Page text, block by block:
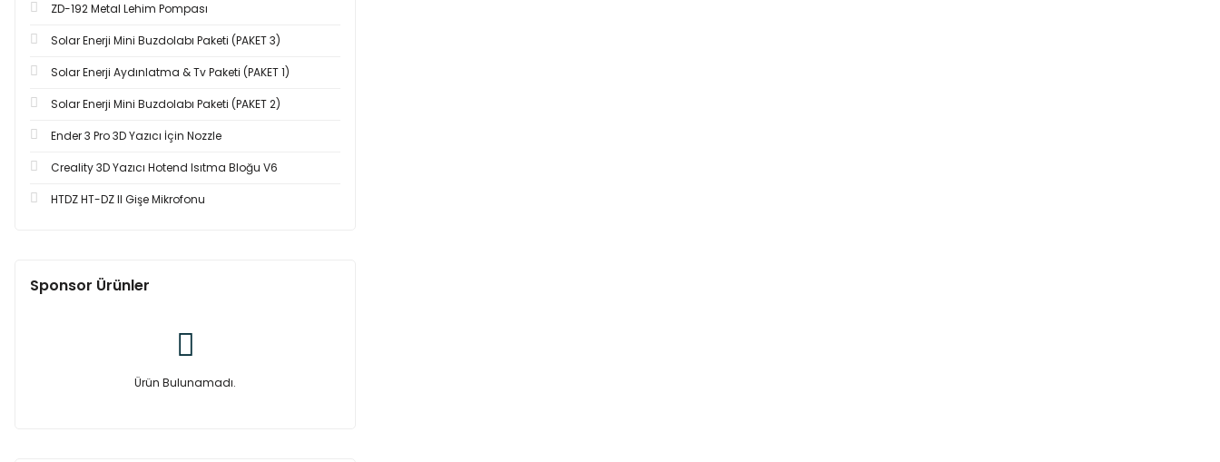
ZD-192 Metal Lehim Pompası
Solar Enerji Mini Buzdolabı Paketi (PAKET 3)
Solar Enerji Aydınlatma & Tv Paketi (PAKET 1)
Solar Enerji Mini Buzdolabı Paketi (PAKET 2)
Ender 3 Pro 3D Yazıcı İçin Nozzle
Creality 3D Yazıcı Hotend Isıtma Bloğu V6
HTDZ HT-DZ II Gişe Mikrofonu
Sponsor Ürünler
Ürün Bulunamadı.